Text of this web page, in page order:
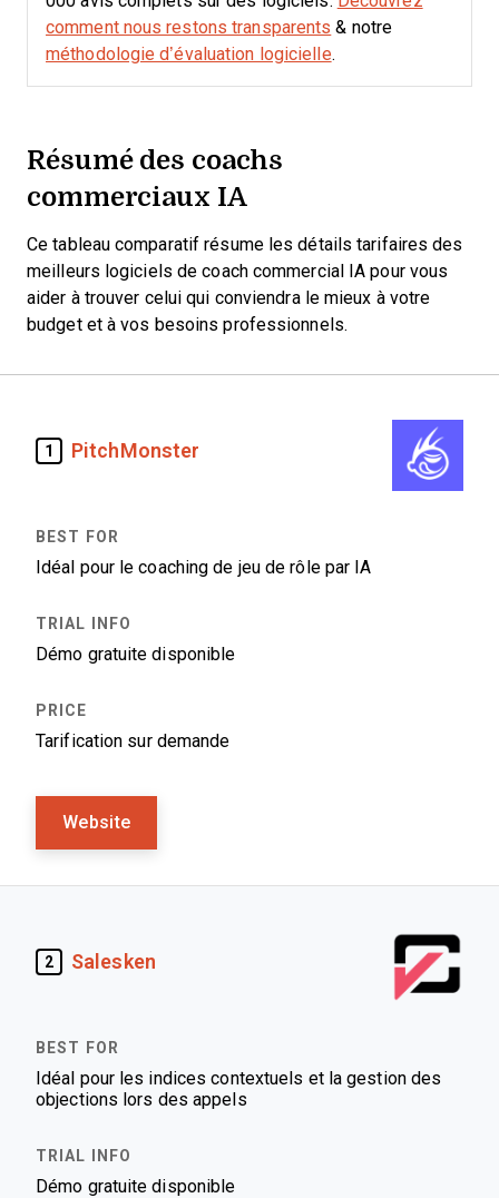
comment nous restons transparents & notre
méthodologie d’évaluation logicielle.
Résumé des coachs
commerciaux IA
Ce tableau comparatif résume les détails tarifaires des
meilleurs logiciels de coach commercial IA pour vous
aider à trouver celui qui conviendra le mieux à votre
budget et à vos besoins professionnels.
1 PitchMonster
Idéal pour le coaching de jeu de rôle par IA
Démo gratuite disponible
Tarification sur demande
Website
2 Salesken
Idéal pour les indices contextuels et la gestion des
objections lors des appels
Démo gratuite disponible